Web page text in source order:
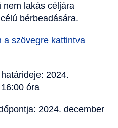
nem lakás céljára
bérbeadására.
a szövegre kattintva
2024.
óra
2024. december